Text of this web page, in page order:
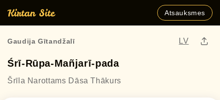
Atsauksmes
Gaudija Gītandžalī LV
Śrī-Rūpa-Mañjarī-pada
Šrīla Narottams Dāsa Thākurs